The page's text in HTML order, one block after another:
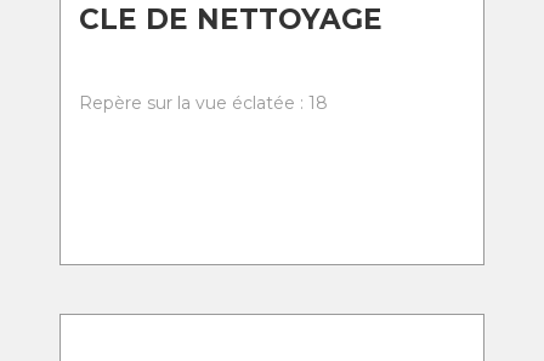
CLE DE NETTOYAGE
Repère sur la vue éclatée : 18